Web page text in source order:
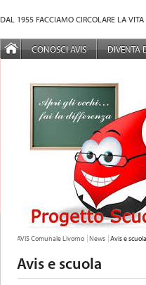
DAL 1955 FACCIAMO CIRCOLARE LA
MENÙ PRINCIPALE
CONOSCI AVIS DIVENTA
TU SEI QUI:
AVIS Comunale Livorno News Avis e
Avis e scuola